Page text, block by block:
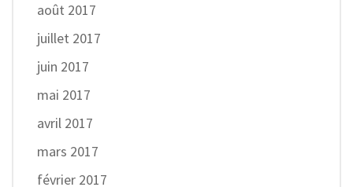
août 2017
juillet 2017
juin 2017
mai 2017
avril 2017
mars 2017
février 2017